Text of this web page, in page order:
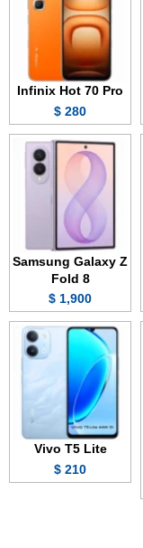
Infinix Hot 70 Pro
280 $
Samsung Galaxy Z
Fold 8
1,900 $
Vivo T5 Lite
210 $